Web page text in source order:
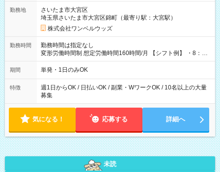
勤務地
さいたま市大宮区
埼玉県さいたま市大宮区錦町（最寄り駅：大宮駅）
株式会社ワンベルウッズ
勤務時間
勤務時間は指定なし
変形労働時間制 想定労働時間160時間/月 【シフト例】 ・8：00
～21：00
期間 単発・1日のみOK
特徴
週1日からOK / 日払いOK / 副業・WワークOK / 10名以上の大量
募集
気になる！ 応募する 詳細へ
未読